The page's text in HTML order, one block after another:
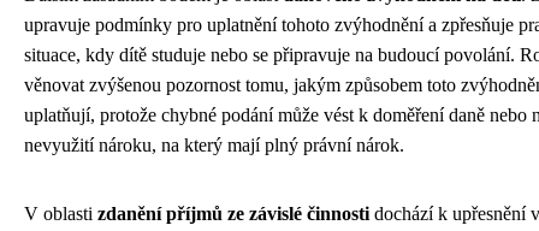
upravuje podmínky pro uplatnění tohoto zvýhodnění a zpřesňuje
situace, kdy dítě studuje nebo se připravuje na budoucí povolání.
věnovat zvýšenou pozornost tomu, jakým způsobem toto
uplatňují, protože chybné podání může vést k doměření daně nebo
nevyužití nároku, na který mají plný právní nárok.
V oblasti zdanění příjmů ze závislé činnosti dochází k upřesnění